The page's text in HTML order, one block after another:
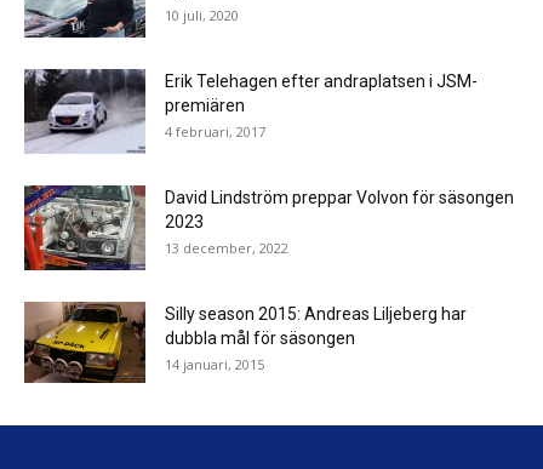
10 juli, 2020
Erik Telehagen efter andraplatsen i JSM-
premiären
4 februari, 2017
David Lindström preppar Volvon för säsongen
2023
13 december, 2022
Silly season 2015: Andreas Liljeberg har
dubbla mål för säsongen
14 januari, 2015